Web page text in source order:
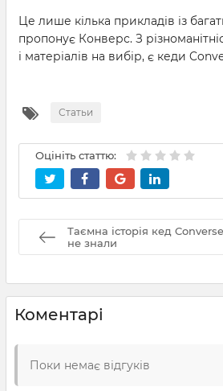
Це лише кілька прикладів із
пропонує Конверс. З
і матеріалів на вибір, є кеди
Статьи
Оцініть статтю:
Таємна історія кед
не знали
Коментарі
Поки немає відгуків